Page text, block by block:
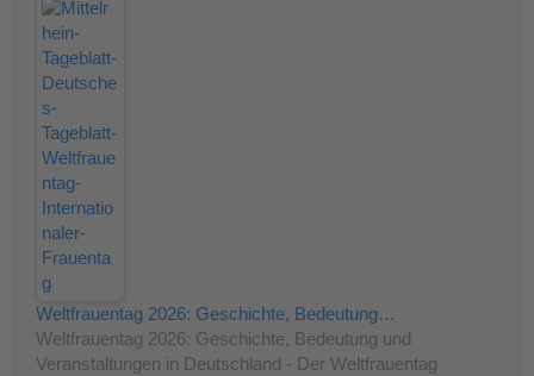
Weltfrauentag 2026: Geschichte, Bedeutung…
Weltfrauentag 2026: Geschichte, Bedeutung und
Veranstaltungen in Deutschland - Der Weltfrauentag